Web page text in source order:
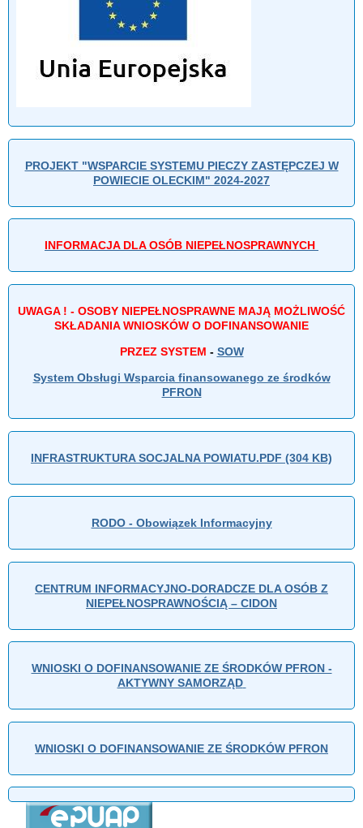
PROJEKT "WSPARCIE SYSTEMU PIECZY ZASTĘPCZEJ W
POWIECIE OLECKIM" 2024-2027
INFORMACJA DLA OSÓB NIEPEŁNOSPRAWNYCH
UWAGA ! - OSOBY NIEPEŁNOSPRAWNE MAJĄ MOŻLIWOŚĆ
SKŁADANIA WNIOSKÓW O DOFINANSOWANIE
PRZEZ SYSTEM - SOW
System Obsługi Wsparcia finansowanego ze środków
PFRON
INFRASTRUKTURA SOCJALNA POWIATU.PDF (304 KB)
RODO - Obowiązek Informacyjny
CENTRUM INFORMACYJNO-DORADCZE DLA OSÓB Z
NIEPEŁNOSPRAWNOŚCIĄ – CIDON
WNIOSKI O DOFINANSOWANIE ZE ŚRODKÓW PFRON -
AKTYWNY SAMORZĄD
WNIOSKI O DOFINANSOWANIE ZE ŚRODKÓW PFRON